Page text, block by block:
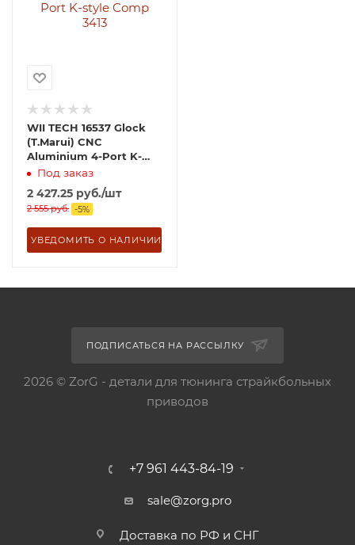
WII TECH 16537 Glock
(T.Marui) CNC
Aluminium 4-Port K-
style Comp 3413
Под заказ
2 427.25 руб./шт
2 555руб. -5%
УВЕДОМИТЬ О НАЛИЧИИ
ПОДПИСАТЬСЯ НА РАССЫЛКУ
2026 © ZorG - детали для тюнинга страйкбольных
приводов
+7 961 443-84-19
sale@zorg.pro
Доставка по РФ и СНГ